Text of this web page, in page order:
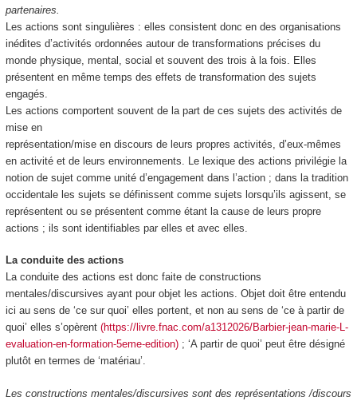
partenaires.
Les actions sont singulières : elles consistent donc en des organisations
inédites d’activités ordonnées autour de transformations précises du
monde physique, mental, social et souvent des trois à la fois. Elles
présentent en même temps des effets de transformation des sujets
engagés.
Les actions comportent souvent de la part de ces sujets des activités de
mise en
représentation/mise en discours de leurs propres activités, d’eux-mêmes
en activité et de leurs environnements. Le lexique des actions privilégie la
notion de sujet comme unité d’engagement dans l’action ; dans la tradition
occidentale les sujets se définissent comme sujets lorsqu’ils agissent, se
représentent ou se présentent comme étant la cause de leurs propre
actions ; ils sont identifiables par elles et avec elles.
La conduite des actions
La conduite des actions est donc faite de constructions
mentales/discursives ayant pour objet les actions. Objet doit être entendu
ici au sens de ‘ce sur quoi’ elles portent, et non au sens de ‘ce à partir de
quoi’ elles s’opèrent (https://livre.fnac.com/a1312026/Barbier-jean-marie-L-
evaluation-en-formation-5eme-edition); ‘A partir de quoi’ peut être désigné
plutôt en termes de ‘matériau’.
Les constructions mentales/discursives sont des représentations /discours